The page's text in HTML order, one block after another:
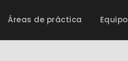
Áreas de práctica Equipo